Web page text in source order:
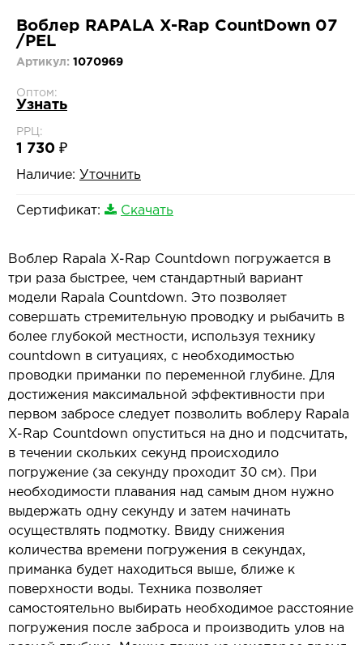
Воблер RAPALA X-Rap CountDown 07
/PEL
Артикул: 1070969
Оптом:
Узнать
РРЦ:
1 730 ₽
Наличие: Уточнить
Сертификат: Скачать
Воблер Rapala X-Rap Countdown погружается в
три раза быстрее, чем стандартный вариант
модели Rapala Countdown. Это позволяет
совершать стремительную проводку и рыбачить в
более глубокой местности, используя технику
countdown в ситуациях, с необходимостью
проводки приманки по переменной глубине. Для
достижения максимальной эффективности при
первом забросе следует позволить воблеру Rapala
X-Rap Countdown опуститься на дно и подсчитать,
в течении скольких секунд происходило
погружение (за секунду проходит 30 см). При
необходимости плавания над самым дном нужно
выдержать одну секунду и затем начинать
осуществлять подмотку. Ввиду снижения
количества времени погружения в секундах,
приманка будет находиться выше, ближе к
поверхности воды. Техника позволяет
самостоятельно выбирать необходимое расстояние
погружения после заброса и производить улов на